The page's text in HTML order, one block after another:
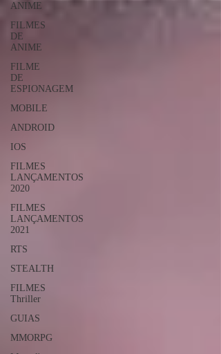
ANIME
FILMES
DE
ANIME
FILME
DE
ESPIONAGEM
MOBILE
ANDROID
IOS
FILMES
LANÇAMENTOS
2020
FILMES
LANÇAMENTOS
2021
RTS
STEALTH
FILMES
Thriller
GUIAS
MMORPG